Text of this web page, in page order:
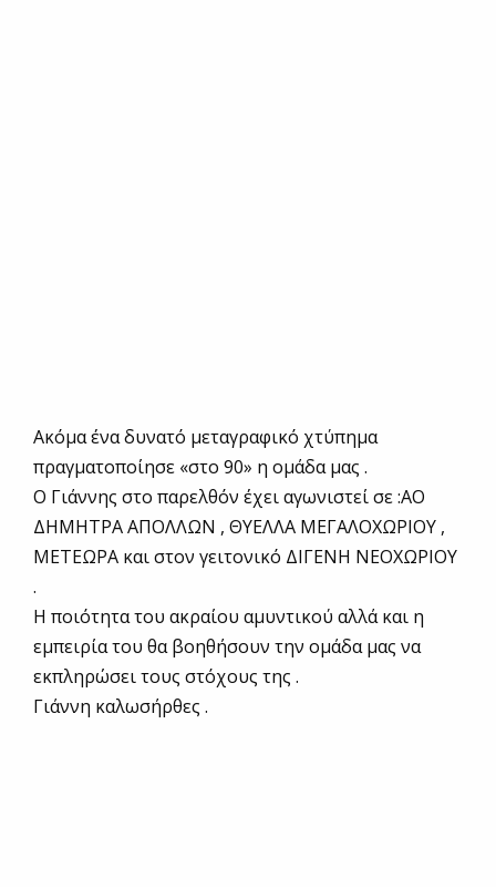
Ακόμα ένα δυνατό μεταγραφικό χτύπημα
πραγματοποίησε «στο 90» η ομάδα μας .
Ο Γιάννης στο παρελθόν έχει αγωνιστεί σε :ΑΟ
ΔΗΜΗΤΡΑ ΑΠΟΛΛΩΝ , ΘΥΕΛΛΑ ΜΕΓΑΛΟΧΩΡΙΟΥ ,
ΜΕΤΕΩΡΑ και στον γειτονικό ΔΙΓΕΝΗ ΝΕΟΧΩΡΙΟΥ
.
Η ποιότητα του ακραίου αμυντικού αλλά και η
εμπειρία του θα βοηθήσουν την ομάδα μας να
εκπληρώσει τους στόχους της .
Γιάννη καλωσήρθες .